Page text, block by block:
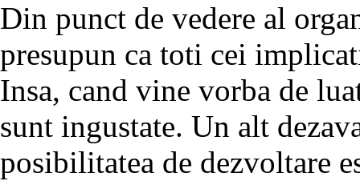
Din punct de vedere al
presupun ca toti cei
Insa, cand vine vorba de
sunt ingustate. Un alt
posibilitatea de dezvoltare